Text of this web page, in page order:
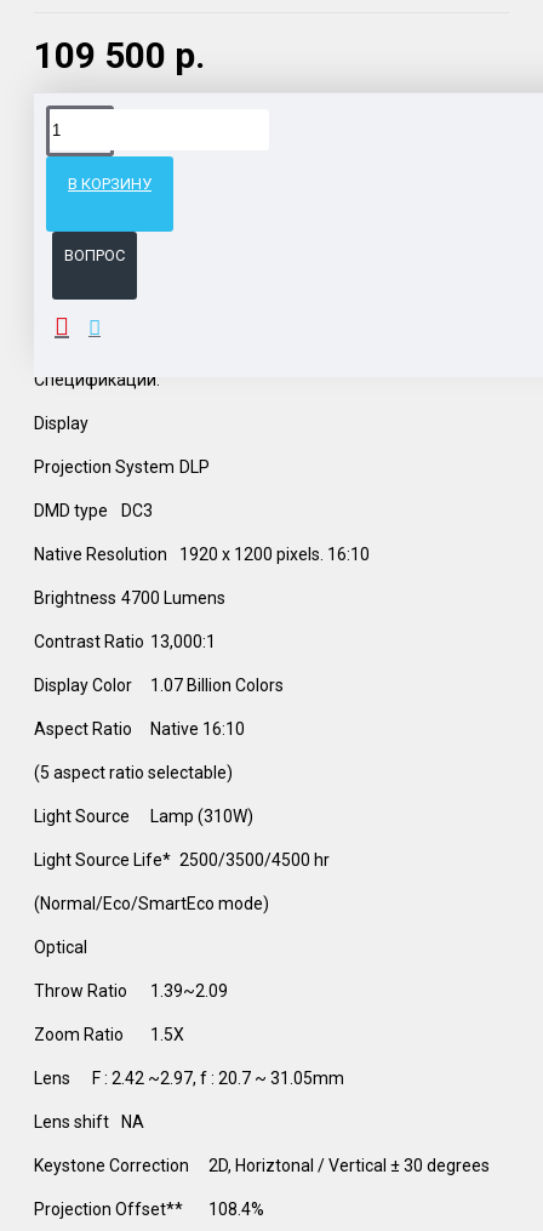
109 500 р.
В КОРЗИНУ
ВОПРОС
Доставка товара по всему Таможенному союзу.
ОПИСАНИЕ
Спецификации:
Display
Projection System‎ DLP
DMD type DC3
Native Resolution‎ 1920 x 1200 pixels. 16:10
Brightness 4700 Lumens
Contrast Ratio‎ 13,000:1 ‎
Display Color‎ 1.07 Billion Colors
Aspect Ratio Native 16:10
(5 aspect ratio selectable)
Light Source Lamp (310W)
Light Source Life‎* 2500/3500/4500 hr
(Normal/Eco/SmartEco mode)
Optical
Throw Ratio 1.39~2.09
Zoom Ratio 1.5X
Lens F : 2.42 ~2.97, f : 20.7 ~ 31.05mm
Lens shift NA
Keystone Correction 2D, Horiztonal / Vertical ± 30 degrees
Projection Offset** 108.4%